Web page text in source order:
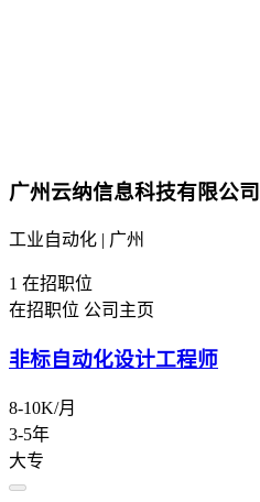
广州云纳信息科技有限公司
工业自动化 | 广州
1 在招职位
在招职位 公司主页
非标自动化设计工程师
8-10K/月
3-5年
大专